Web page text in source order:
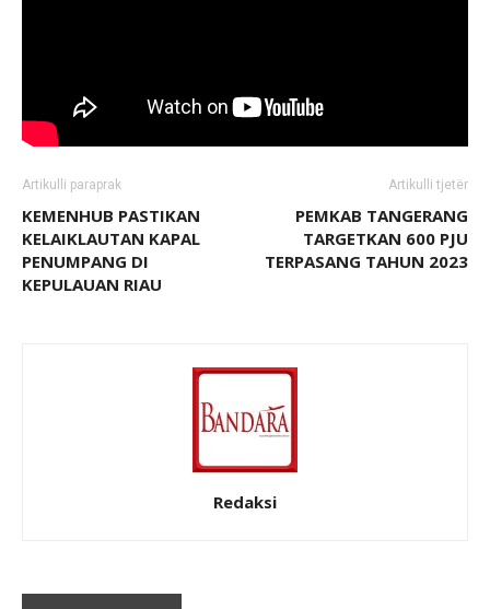
Artikulli paraprak
KEMENHUB PASTIKAN
KELAIKLAUTAN KAPAL
PENUMPANG DI
KEPULAUAN RIAU
Artikulli tjetër
PEMKAB TANGERANG
TARGETKAN 600 PJU
TERPASANG TAHUN 2023
Redaksi